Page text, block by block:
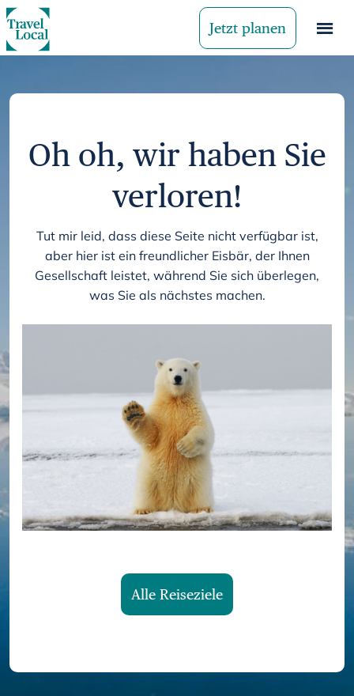
Jetzt planen
Oh oh, wir haben Sie
verloren!
Tut mir leid, dass diese Seite nicht verfügbar ist,
aber hier ist ein freundlicher Eisbär, der Ihnen
Gesellschaft leistet, während Sie sich überlegen,
was Sie als nächstes machen.
Alle Reiseziele